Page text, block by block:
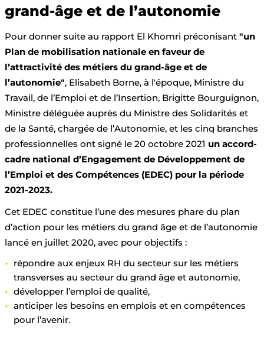
grand-âge et de l’autonomie
Pour donner suite au rapport El Khomri préconisant "un
Plan de mobilisation nationale en faveur de
l’attractivité des métiers du grand-âge et de
l’autonomie", Elisabeth Borne, à l'époque, Ministre du
Travail, de l’Emploi et de l’Insertion, Brigitte Bourguignon,
Ministre déléguée auprès du Ministre des Solidarités et
de la Santé, chargée de l’Autonomie, et les cinq branches
professionnelles ont signé le 20 octobre 2021 un accord-
cadre national d’Engagement de Développement de
l’Emploi et des Compétences (EDEC) pour la période
2021-2023.
Cet EDEC constitue l’une des mesures phare du plan
d’action pour les métiers du grand âge et de l’autonomie
lancé en juillet 2020, avec pour objectifs :
répondre aux enjeux RH du secteur sur les métiers
transverses au secteur du grand âge et autonomie,
développer l’emploi de qualité,
anticiper les besoins en emplois et en compétences
pour l’avenir.